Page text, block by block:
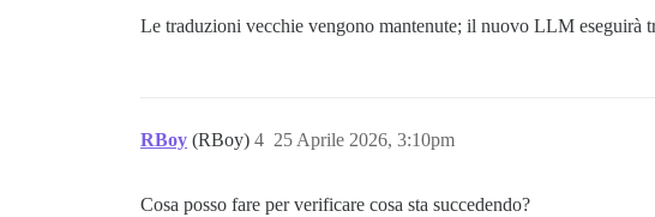
Le traduzioni vecchie vengono mantenute; il nuovo LLM eseguirà
RBoy (RBoy) 25 Aprile 2026, 3:10pm
4
Cosa posso fare per verificare cosa sta succedendo?